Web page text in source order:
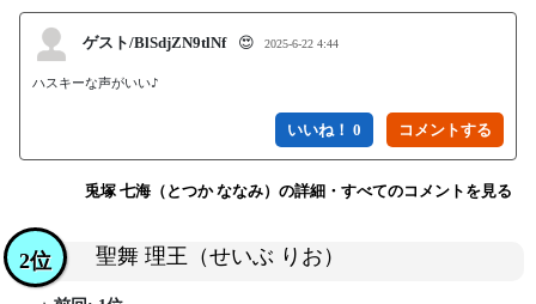
ゲスト/BlSdjZN9tlNf 😍 2025-6-22 4:44
ハスキーな声がいい♪
いいね！ 0
兎塚 七海（とつか ななみ）の詳細・すべてのコメントを見る
聖舞 理王（せいぶ りお）
2位